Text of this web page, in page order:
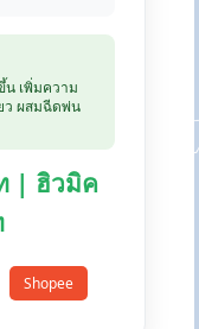
น เพิ่มความ
ว ผสมฉีดพ่น
| ฮิวมิค
Shopee